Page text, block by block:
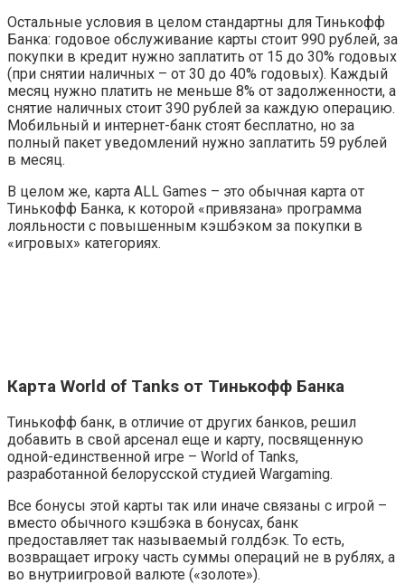
Остальные условия в целом стандартны для Тинькофф
Банка: годовое обслуживание карты стоит 990 рублей, за
покупки в кредит нужно заплатить от 15 до 30% годовых
(при снятии наличных – от 30 до 40% годовых). Каждый
месяц нужно платить не меньше 8% от задолженности, а
снятие наличных стоит 390 рублей за каждую операцию.
Мобильный и интернет-банк стоят бесплатно, но за
полный пакет уведомлений нужно заплатить 59 рублей
в месяц.
В целом же, карта ALL Games – это обычная карта от
Тинькофф Банка, к которой «привязана» программа
лояльности с повышенным кэшбэком за покупки в
«игровых» категориях.
Карта World of Tanks от Тинькофф Банка
Тинькофф банк, в отличие от других банков, решил
добавить в свой арсенал еще и карту, посвященную
одной-единственной игре – World of Tanks,
разработанной белорусской студией Wargaming.
Все бонусы этой карты так или иначе связаны с игрой –
вместо обычного кэшбэка в бонусах, банк
предоставляет так называемый голдбэк. То есть,
возвращает игроку часть суммы операций не в рублях, а
во внутриигровой валюте («золоте»).